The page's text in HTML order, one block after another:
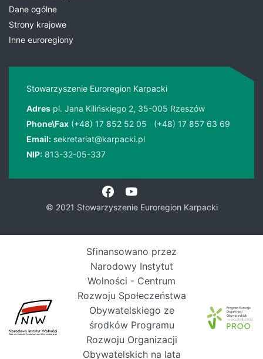
Dane ogólne
Strony krajowe
Inne euroregiony
Stowarzyszenie Euroregion Karpacki
Adres pl. Jana Kilińskiego 2, 35-005 Rzeszów
Phone\Fax (+48) 17 852 52 05
(+48) 17 857 63 69
Email: sekretariat@karpacki.pl
NIP: 813-32-05-337
© 2021 Stowarzyszenie Euroregion Karpacki
Sfinansowano przez
Narodowy Instytut
Wolności - Centrum
Rozwoju Społeczeństwa
Obywatelskiego ze
środków Programu
Rozwoju Organizacji
Obywatelskich na lata